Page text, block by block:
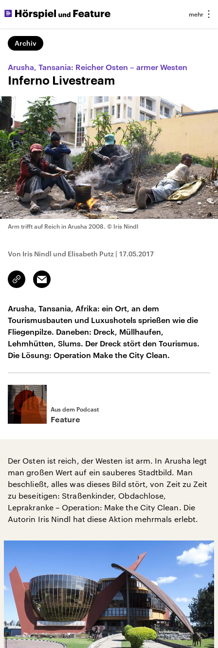
Archiv
Arusha, Tansania: Reicher Osten – armer Westen
Inferno Livestream
Arm trifft auf Reich in Arusha 2008. © Iris Nindl
Von Iris Nindl und Elisabeth Putz | 17.05.2017
Link
kopieren/teilen
Email
Arusha, Tansania, Afrika: ein Ort, an dem
Tourismusbauten und Luxushotels sprießen wie die
Fliegenpilze. Daneben: Dreck, Müllhaufen,
Lehmhütten, Slums. Der Dreck stört den Tourismus.
Die Lösung: Operation Make the City Clean.
Aus dem Podcast
Feature
Der Osten ist reich, der Westen ist arm. In Arusha legt
man großen Wert auf ein sauberes Stadtbild. Man
beschließt, alles was dieses Bild stört, von Zeit zu Zeit
zu beseitigen: Straßenkinder, Obdachlose,
Leprakranke – Operation: Make the City Clean. Die
Autorin Iris Nindl hat diese Aktion mehrmals erlebt.